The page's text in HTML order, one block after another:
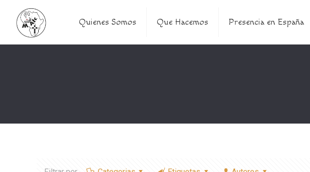
Quienes Somos Que Hacemos Presencia en España